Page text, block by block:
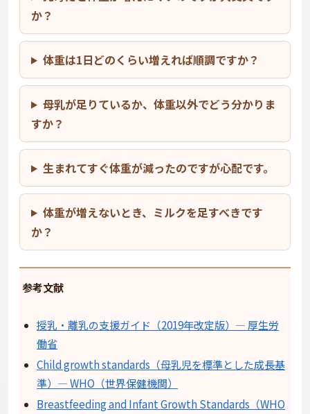
か？
体重は1日どのくらい増えれば順調ですか？
母乳が足りているか、体重以外でどう分かりま
すか？
生まれてすぐ体重が減ったのですが心配です。
体重が増えないとき、ミルクを足すべきです
か？
参考文献
授乳・離乳の支援ガイド（2019年改定版）— 厚生労
働省
Child growth standards（母乳児を標準とした成長基
準）— WHO（世界保健機関）
Breastfeeding and Infant Growth Standards（WHO